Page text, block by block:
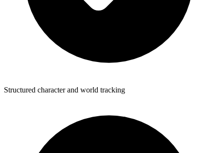
Structured character and world tracking